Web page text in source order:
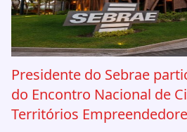
Presidente do Sebrae
do Encontro Nacional de
Territórios